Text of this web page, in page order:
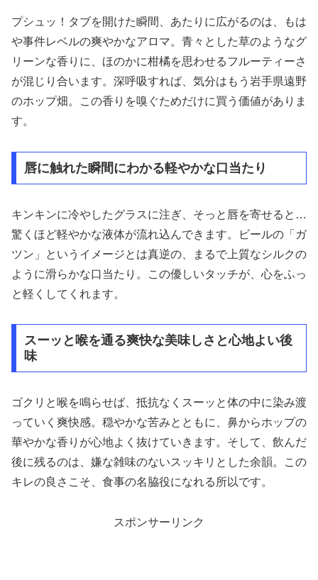
プシュッ！タブを開けた瞬間、あたりに広がるのは、もは
や事件レベルの爽やかなアロマ。青々とした草のようなグ
リーンな香りに、ほのかに柑橘を思わせるフルーティーさ
が混じり合います。深呼吸すれば、気分はもう岩手県遠野
のホップ畑。この香りを嗅ぐためだけに買う価値がありま
す。
唇に触れた瞬間にわかる軽やかな口当たり
キンキンに冷やしたグラスに注ぎ、そっと唇を寄せると…
驚くほど軽やかな液体が流れ込んできます。ビールの「ガ
ツン」というイメージとは真逆の、まるで上質なシルクの
ように滑らかな口当たり。この優しいタッチが、心をふっ
と軽くしてくれます。
スーッと喉を通る爽快な美味しさと心地よい後
味
ゴクリと喉を鳴らせば、抵抗なくスーッと体の中に染み渡
っていく爽快感。穏やかな苦みとともに、鼻からホップの
華やかな香りが心地よく抜けていきます。そして、飲んだ
後に残るのは、嫌な雑味のないスッキリとした余韻。この
キレの良さこそ、食事の名脇役になれる所以です。
スポンサーリンク